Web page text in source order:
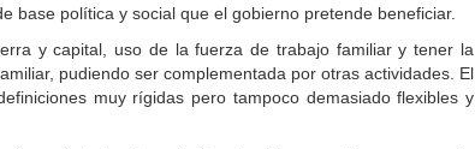
base política y social que el gobierno pretende beneficiar.
y capital, uso de la fuerza de trabajo familiar y tener la
pudiendo ser complementada por otras actividades. El
muy rígidas pero tampoco demasiado flexibles y